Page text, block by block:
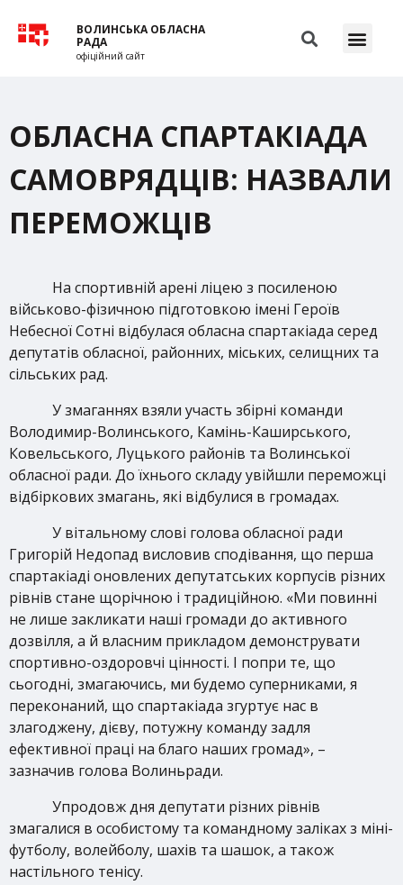
ВОЛИНСЬКА ОБЛАСНА
РАДА
офіційний сайт
ОБЛАСНА СПАРТАКІАДА
САМОВРЯДЦІВ: НАЗВАЛИ
ПЕРЕМОЖЦІВ
На спортивній арені ліцею з посиленою
військово-фізичною підготовкою імені Героїв
Небесної Сотні відбулася обласна спартакіада серед
депутатів обласної, районних, міських, селищних та
сільських рад.
У змаганнях взяли участь збірні команди
Володимир-Волинського, Камінь-Каширського,
Ковельського, Луцького районів та Волинської
обласної ради. До їхнього складу увійшли переможці
відбіркових змагань, які відбулися в громадах.
У вітальному слові голова обласної ради
Григорій Недопад висловив сподівання, що перша
спартакіаді оновлених депутатських корпусів різних
рівнів стане щорічною і традиційною. «Ми повинні
не лише закликати наші громади до активного
дозвілля, а й власним прикладом демонструвати
спортивно-оздоровчі цінності. І попри те, що
сьогодні, змагаючись, ми будемо суперниками, я
переконаний, що спартакіада згуртує нас в
злагоджену, дієву, потужну команду задля
ефективної праці на благо наших громад», –
зазначив голова Волиньради.
Упродовж дня депутати різних рівнів
змагалися в особистому та командному заліках з міні-
футболу, волейболу, шахів та шашок, а також
настільного тенісу.